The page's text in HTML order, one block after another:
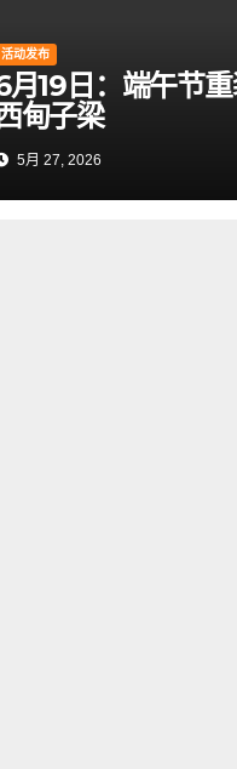
活动发布
月19日：端午节
甸子梁
5月 27, 2026